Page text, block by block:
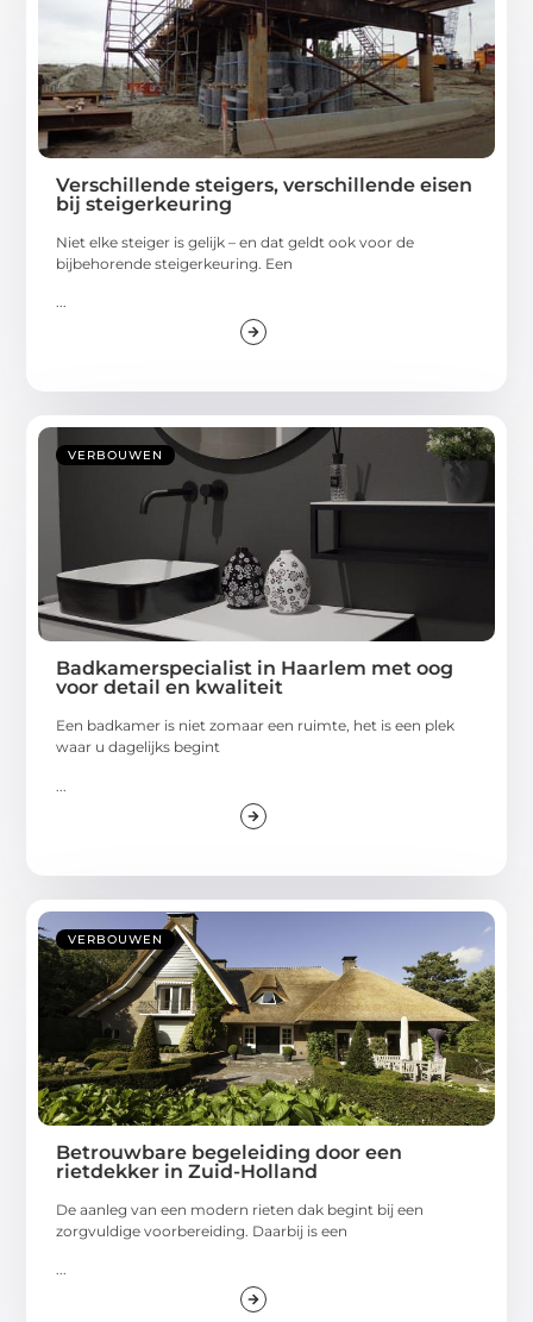
Verschillende steigers, verschillende eisen
bij steigerkeuring
Niet elke steiger is gelijk – en dat geldt ook voor de
bijbehorende steigerkeuring. Een
...
VERBOUWEN
Badkamerspecialist in Haarlem met oog
voor detail en kwaliteit
Een badkamer is niet zomaar een ruimte, het is een plek
waar u dagelijks begint
VERBOUWEN
Betrouwbare begeleiding door een
rietdekker in Zuid-Holland
De aanleg van een modern rieten dak begint bij een
zorgvuldige voorbereiding. Daarbij is een
...